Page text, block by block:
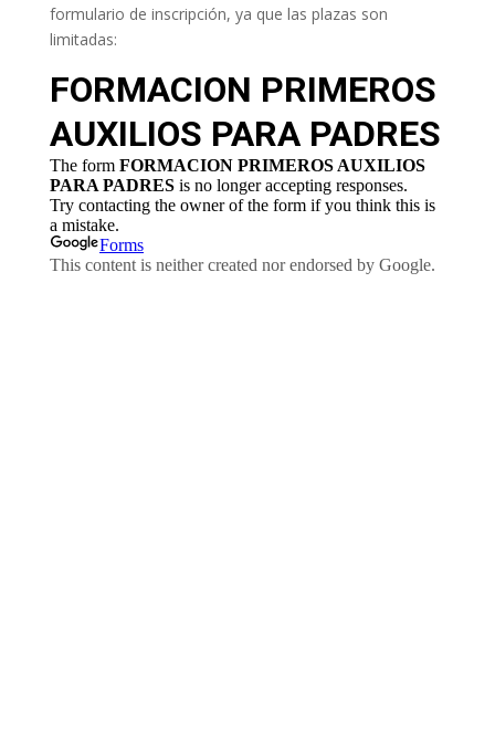
formulario de inscripción, ya que las plazas son
limitadas: